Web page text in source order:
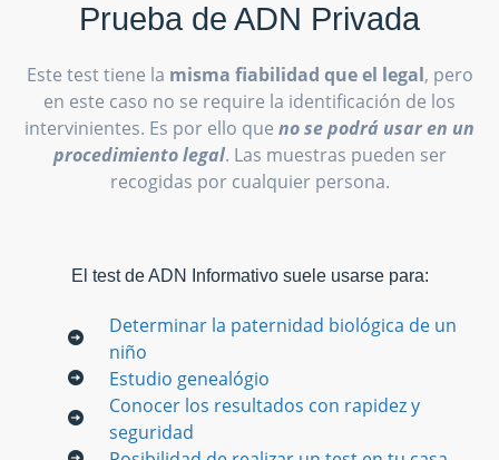
Prueba de ADN Privada
Este test tiene la misma fiabilidad que el legal, pero
en este caso no se require la identificación de los
intervinientes. Es por ello que no se podrá usar en un
procedimiento legal. Las muestras pueden ser
recogidas por cualquier persona.
El test de ADN Informativo suele usarse para:
Determinar la paternidad biológica de un
niño
Estudio genealógio
Conocer los resultados con rapidez y
seguridad